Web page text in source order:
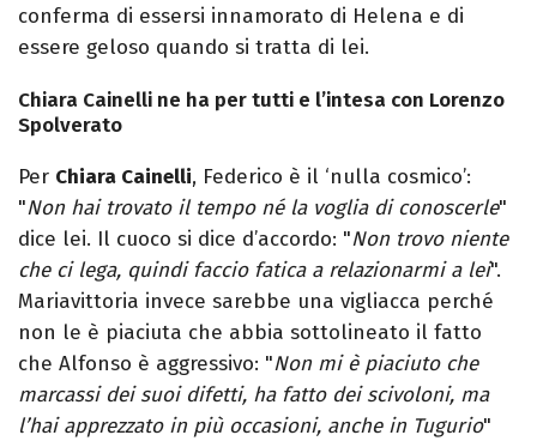
conferma di essersi innamorato di Helena e di
essere geloso quando si tratta di lei.
Chiara Cainelli ne ha per tutti e l’intesa con Lorenzo
Spolverato
Per Chiara Cainelli, Federico è il ‘nulla cosmico’:
"Non hai trovato il tempo né la voglia di conoscerle"
dice lei. Il cuoco si dice d’accordo: "Non trovo niente
che ci lega, quindi faccio fatica a relazionarmi a lei".
Mariavittoria invece sarebbe una vigliacca perché
non le è piaciuta che abbia sottolineato il fatto
che Alfonso è aggressivo: "Non mi è piaciuto che
marcassi dei suoi difetti, ha fatto dei scivoloni, ma
l’hai apprezzato in più occasioni, anche in Tugurio"